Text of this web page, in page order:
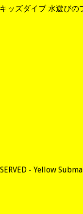
ッズダイブ 水遊び
- Yellow